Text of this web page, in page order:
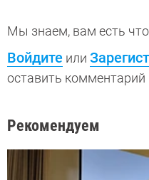
Мы знаем, вам есть что
Войдите или
оставить комментарий
Рекомендуем